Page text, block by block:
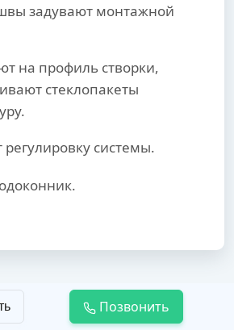
задувают монтажной
на профиль створки,
стеклопакеты
регулировку системы.
Позвонить